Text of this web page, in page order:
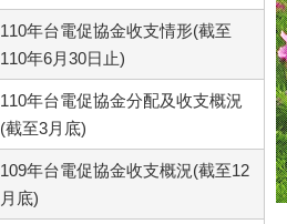
110年台電促協金收支情形(截至
110年6月30日止)
110年台電促協金分配及收支概況
(截至3月底)
109年台電促協金收支概況(截至12
月底)